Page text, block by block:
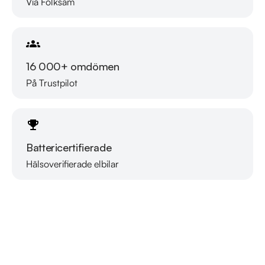
Möjlighet till 12-60 månaders garanti
Servicehistorik:
2016-02-12 - 5463 mil
2016-09-05 - 6546 mil
2023-05-11 - 14657 mil
2025-03-30 - 18142 mil
Besök
16 000+ omdömen
På Trustpilot
Battericertifierade
Hälsoverifierade elbilar
Läs mer om oss